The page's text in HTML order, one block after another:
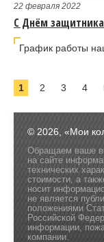
22 февраля 2022
С Днём
График работы
1 2 3 4
© 2026, «Мои
Обращаем ваше
на сайте
технических
стоимости, а
носит
не является
положениями
Российской
информации,
компании.